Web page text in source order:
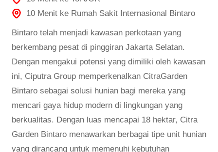
10 Menit ke Rumah Sakit Internasional Bintaro
Bintaro telah menjadi kawasan perkotaan yang
berkembang pesat di pinggiran Jakarta Selatan.
Dengan mengakui potensi yang dimiliki oleh kawasan
ini, Ciputra Group memperkenalkan CitraGarden
Bintaro sebagai solusi hunian bagi mereka yang
mencari gaya hidup modern di lingkungan yang
berkualitas. Dengan luas mencapai 18 hektar, Citra
Garden Bintaro menawarkan berbagai tipe unit hunian
yang dirancang untuk memenuhi kebutuhan